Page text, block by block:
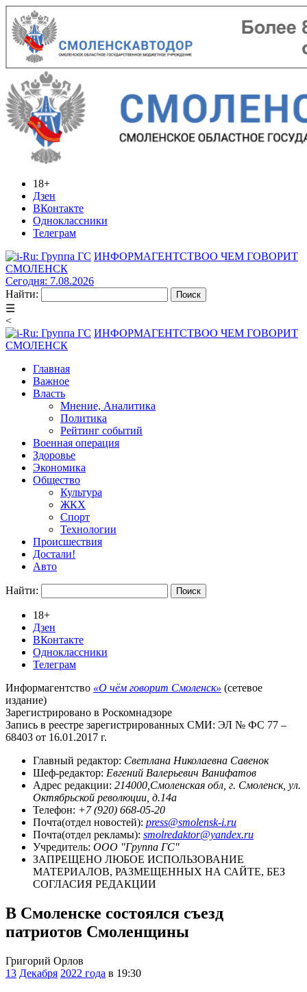
18+
Дзен
ВКонтакте
Одноклассники
Телеграм
ИНФОРМАГЕНТСТВОО ЧЕМ ГОВОРИТ
СМОЛЕНСК
Сегодня: 7.08.2026
Найти:
☰
<
ИНФОРМАГЕНТСТВОО ЧЕМ ГОВОРИТ
СМОЛЕНСК
Главная
Важное
Власть
Мнение, Аналитика
Политика
Рейтинг событий
Военная операция
Здоровье
Экономика
Общество
Культура
ЖКХ
Спорт
Технологии
Происшествия
Достали!
Авто
Найти:
18+
Дзен
ВКонтакте
Одноклассники
Телеграм
Информагентство «О чём говорит Смоленск» (сетевое
издание)
Зарегистрировано в Роскомнадзоре
Запись в реестре зарегистрированных СМИ: ЭЛ № ФС 77 –
68403 от 16.01.2017 г.
Главный редактор: Светлана Николаевна Савенок
Шеф-редактор: Евгений Валерьевич Ванифатов
Адрес редакции: 214000,Смоленская обл, г. Смоленск, ул.
Октябрьской революции, д.14а
Телефон: +7 (920) 668-05-20
Почта(отдел новостей): press@smolensk-i.ru
Почта(отдел рекламы): smolredaktor@yandex.ru
Учредитель: ООО "Группа ГС"
ЗАПРЕЩЕНО ЛЮБОЕ ИСПОЛЬЗОВАНИЕ
МАТЕРИАЛОВ, РАЗМЕЩЕННЫХ НА САЙТЕ, БЕЗ
СОГЛАСИЯ РЕДАКЦИИ
В Смоленске состоялся съезд
патриотов Смоленщины
Григорий Орлов
13 Декабря 2022 года в 19:30